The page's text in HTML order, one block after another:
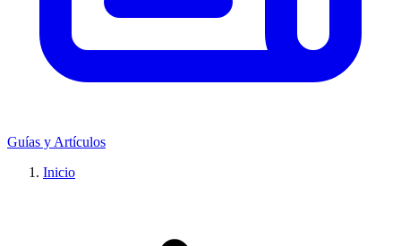
Guías y Artículos
Inicio